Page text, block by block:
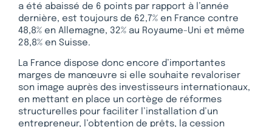
a été abaissé de 6 points par rapport à l’année
dernière, est toujours de 62,7% en France contre
48,8% en Allemagne, 32% au Royaume-Uni et même
28,8% en Suisse.
La France dispose donc encore d’importantes
marges de manœuvre si elle souhaite revaloriser
son image auprès des investisseurs internationaux,
en mettant en place un cortège de réformes
structurelles pour faciliter l’installation d’un
entrepreneur, l’obtention de prêts, la cession